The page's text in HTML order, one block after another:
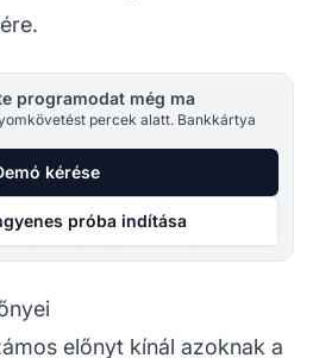
programodat még ma
percek alatt. Bankkártya
kérése
próba indítása
előnyt kínál azoknak a